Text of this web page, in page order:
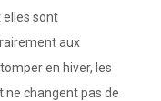
elles sont
aux
en hiver, les
ne changent pas de